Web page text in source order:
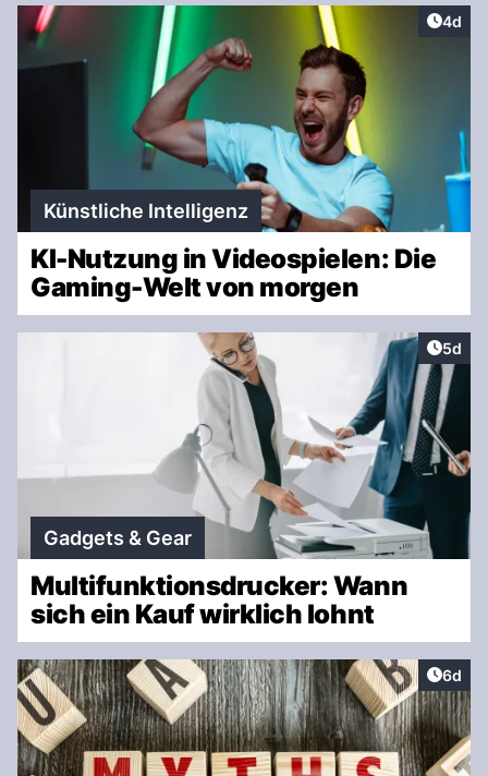
4d
Künstliche Intelligenz
KI-Nutzung in Videospielen: Die
Gaming-Welt von morgen
5d
Gadgets & Gear
Multifunktionsdrucker: Wann
sich ein Kauf wirklich lohnt
6d